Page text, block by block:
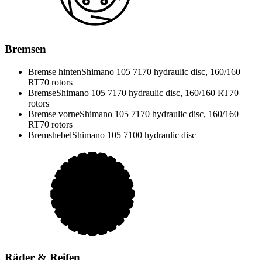
Bremsen
Bremse hintenShimano 105 7170 hydraulic disc, 160/160
RT70 rotors
BremseShimano 105 7170 hydraulic disc, 160/160 RT70
rotors
Bremse vorneShimano 105 7170 hydraulic disc, 160/160
RT70 rotors
BremshebelShimano 105 7100 hydraulic disc
Räder & Reifen